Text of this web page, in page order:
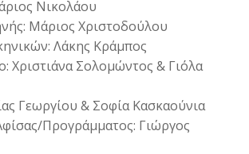
Νικολάου
Μάριος Χριστοδούλου
Λάκης Κράμπος
Χριστιάνα Σολομώντος & Γιόλα
Γεωργίου & Σοφία Κασκαούνια
Προγράμματος: Γιώργος